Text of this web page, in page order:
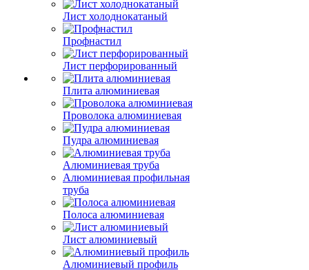
Лист холоднокатаный
Профнастил
Лист перфорированный
Плита алюминиевая
Проволока алюминиевая
Пудра алюминиевая
Алюминиевая труба
Алюминиевая профильная
труба
Полоса алюминиевая
Лист алюминиевый
Алюминиевый профиль